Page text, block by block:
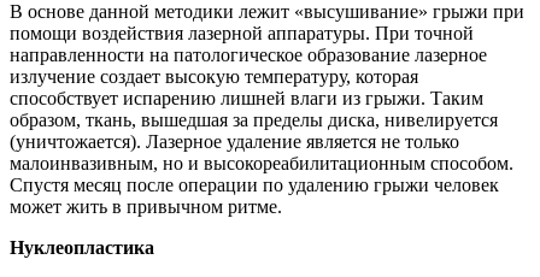
В основе данной методики лежит «высушивание» грыжи при
помощи воздействия лазерной аппаратуры. При точной
направленности на патологическое образование лазерное
излучение создает высокую температуру, которая
способствует испарению лишней влаги из грыжи. Таким
образом, ткань, вышедшая за пределы диска, нивелируется
(уничтожается). Лазерное удаление является не только
малоинвазивным, но и высокореабилитационным способом.
Спустя месяц после операции по удалению грыжи человек
может жить в привычном ритме.
Нуклеопластика